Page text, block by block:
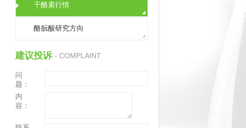
干酪素行情
酪朊酸研究方向
建议投诉 - COMPLAINT
问
题：
内
容：